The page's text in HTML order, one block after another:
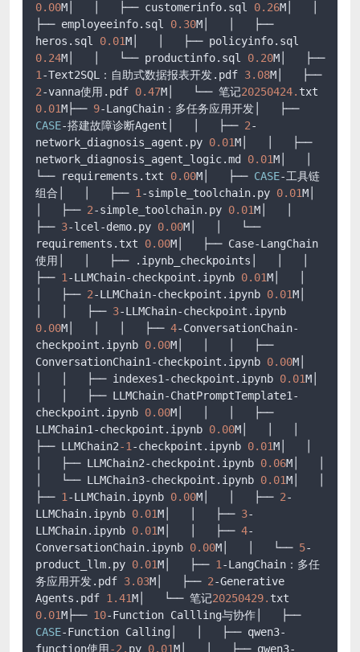
0.00M│   │   ├── customerinfo.sql 0.26M│   │
├── employeeinfo.sql 0.30M│   │   ├──
heros.sql 0.01
0.24M│   │   └── productinfo.sql 0.20
M│   ├──
1-Text2SQL：自助式数据报表开发.pdf 3.08
M│   ├──
2-vanna使用.pdf 0.47M│   └── 笔记20250424.
0.01M├── 9
-LangChain：多任务应用开发│   ├──
CASE-搭建故障诊断Agent│   │   ├── 2-
network_diagnosis_agent.py 0.01M│   │   ├──
network_diagnosis_agent_logic.md 0.01M│   │
└── requirements.txt 0.00M│   ├── CASE-工具链
组合│   │   ├── 1-simple_toolchain.py 0.01M│
│   ├── 2-simple_toolchain.py 0.01M│   │
├── 3-lcel-demo.py 0.00M│   │   └──
requirements.txt 0.00M│   ├── Case-LangChain
使用│   │   ├── .ipynb_checkpoints│   │   │
├── 1-LLMChain-checkpoint.ipynb 0.01M│   │
│   ├── 2-LLMChain-checkpoint.ipynb 0.01M│
│   │   ├── 3
0.00M│   │   │   ├── 4-ConversationChain-
checkpoint.ipynb 0.00M│   │   │   ├──
ConversationChain1-checkpoint.ipynb 0.00M│
│   │   ├── indexes1-checkpoint.ipynb 0.01M│
│   │   ├── LLMChain-ChatPromptTemplate1-
checkpoint.ipynb 0.00M│   │   │   ├──
LLMChain1-checkpoint.ipynb 0.00M│   │   │
├── LLMChain2-1-checkpoint.ipynb 0.01M│   │
│   ├── LLMChain2-checkpoint.ipynb 0.06M│   │
│   └── LLMChain3-checkpoint.ipynb 0.01M│   │
├── 1-LLMChain.ipynb 0.00M│   │   ├── 2-
LLMChain.ipynb 0.01M│   │   ├── 3-
LLMChain.ipynb 0.01M│   │   ├── 4-
ConversationChain.ipynb 0.00M│   │   └── 5-
product_llm.py 0.01M│   ├── 1-LangChain：多任
务应用开发.pdf 3.03M│   ├── 2-Generative
Agents.pdf 1.41M│   └── 笔记20250429.
0.01M├── 10
-Function Callling与协作│   ├──
CASE-Function Calling│   │   ├── qwen3-
function使用 -2. py 0.01M│   │   ├── qwen3-